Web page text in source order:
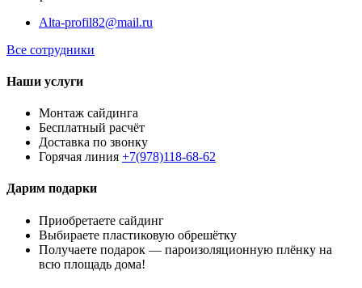
Alta-profil82@mail.ru
Все сотрудники
Наши услуги
Монтаж сайдинга
Бесплатный расчёт
Доставка по звонку
Горячая линия +7(978)118-68-62
Дарим подарки
Приобретаете сайдинг
Выбираете пластиковую обрешётку
Получаете подарок — пароизоляционную плёнку на
всю площадь дома!